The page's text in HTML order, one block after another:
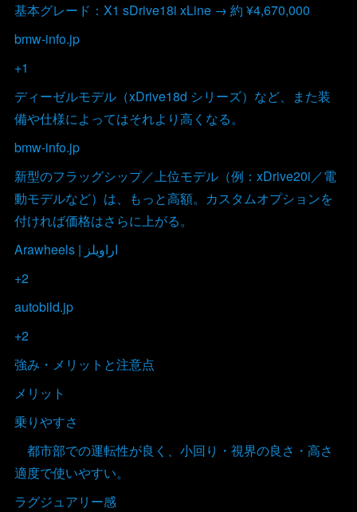
基本グレード：X1 sDrive18i xLine → 約 ¥4,670,000
bmw-info.jp
+1
ディーゼルモデル（xDrive18d シリーズ）など、また装
備や仕様によってはそれより高くなる。
bmw-info.jp
新型のフラッグシップ／上位モデル（例：xDrive20i／電
動モデルなど）は、もっと高額。カスタムオプションを
付ければ価格はさらに上がる。
Arawheels | اراويلز
+2
autobild.jp
+2
強み・メリットと注意点
メリット
乗りやすさ
都市部での運転性が良く、小回り・視界の良さ・高さ
適度で使いやすい。
ラグジュアリー感